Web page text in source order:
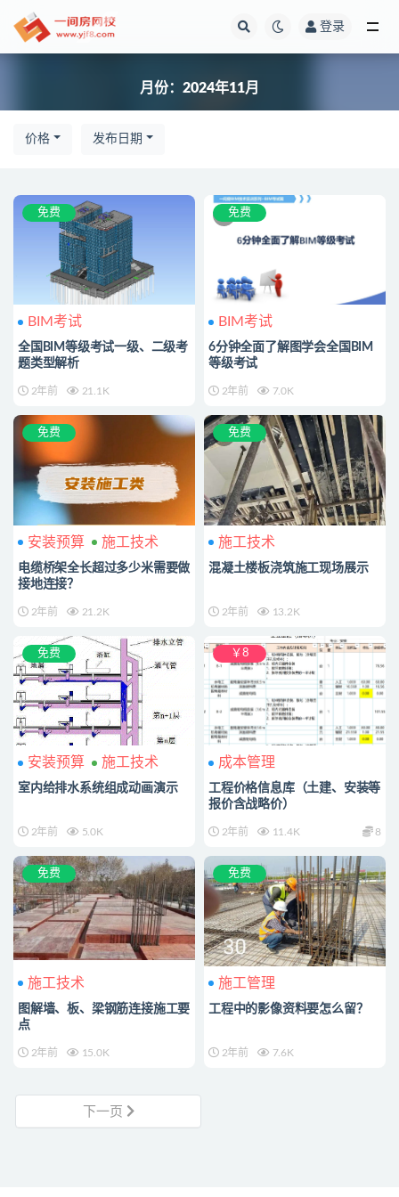
登录
月份：2024年11月
价格 发布日期
免费
BIM考试
全国BIM等级考试一级、二级考
题类型解析
2年前 21.1K
免费
BIM考试
6分钟全面了解图学会全国BIM
等级考试
2年前 7.0K
免费
安装预算 施工技术
电缆桥架全长超过多少米需要做
接地连接？
2年前 21.2K
免费
施工技术
混凝土楼板浇筑施工现场展示
2年前 13.2K
免费
安装预算 施工技术
室内给排水系统组成动画演示
2年前 5.0K
￥8
成本管理
工程价格信息库（土建、安装等
报价含战略价）
2年前 11.4K 8
免费
施工技术
图解墙、板、梁钢筋连接施工要
点
2年前 15.0K
免费
施工管理
工程中的影像资料要怎么留？
2年前 7.6K
下一页